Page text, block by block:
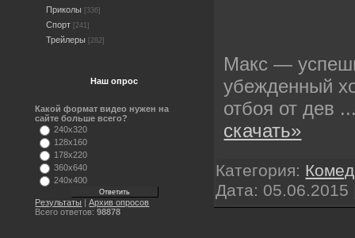
Приколы [336]
Спорт [241]
Трейлеры [282]
Наш опрос
Какой формат видео нужен на
сайте больше всего?
240x320
128x160
178x220
360x640
240x400
Результаты |Архив опросов
Всего ответов:98878
Макс —
убежденный
отбоя от дев
скачать»
Категория:
Дата: 05.06.2015